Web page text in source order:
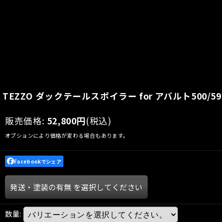
TEZZO ダックテールスポイラー for アバルト500/
販売価格: 52,800円(税込)
オプションにより価格が変わる場合もあります。
Facebookでシェア
発送・塗装の有無 を選択してください
数量: